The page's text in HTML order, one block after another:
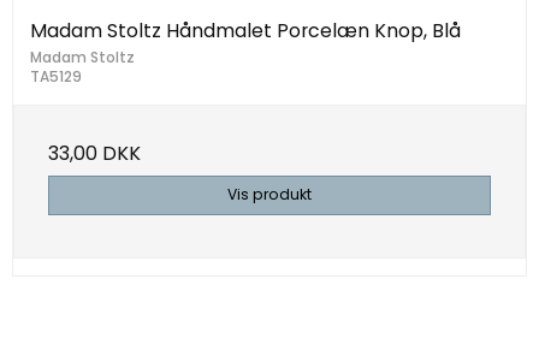
Madam Stoltz Håndmalet Porcelæn Knop, Blå
Madam Stoltz
TA5129
33,00 DKK
Vis produkt